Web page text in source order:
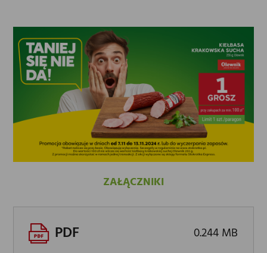
ZAŁĄCZNIKI
PDF 0.244 MB